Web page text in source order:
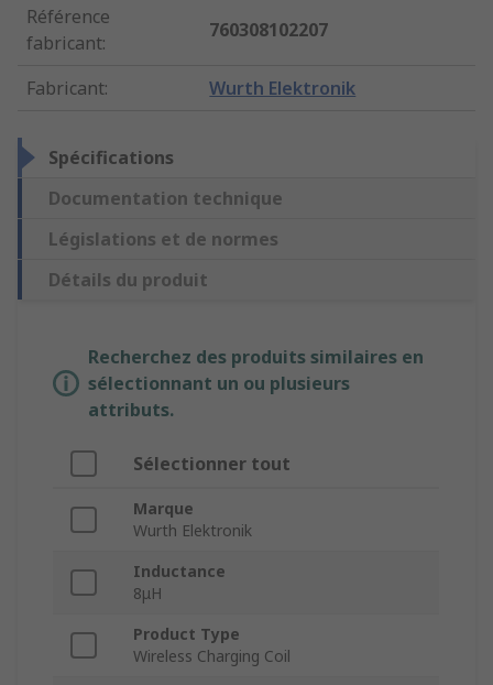
Référence
fabricant:
760308102207
Fabricant: Wurth Elektronik
Spécifications
Documentation technique
Législations et de normes
Détails du produit
Recherchez des produits similaires en
sélectionnant un ou plusieurs
attributs.
Sélectionner tout
Marque
Wurth Elektronik
Inductance
8μH
Product Type
Wireless Charging Coil